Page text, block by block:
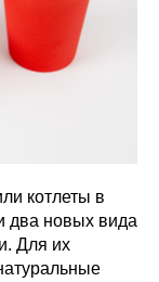
котлеты в
два новых вида
Для их